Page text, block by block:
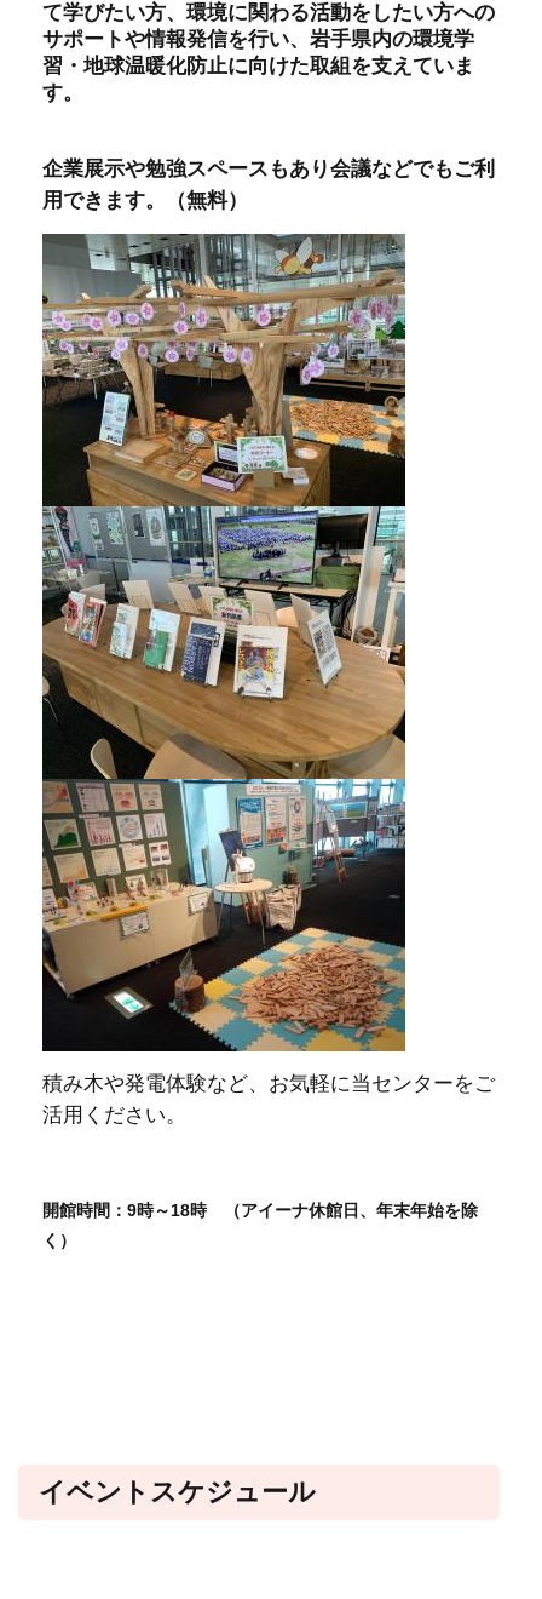
て学びたい方、環境に関わる活動をしたい方への
サポートや情報発信を行い、岩手県内の環境学
習・地球温暖化防止に向けた取組を支えていま
す。​
企業展示や勉強スペースもあり会議などでもご利
用できます。（無料）
積み木や発電体験など、お気軽に当センターをご
活用ください。
開館時間：9時～18時 （アイーナ休館日、年末年始を除
く）
イベントスケジュール